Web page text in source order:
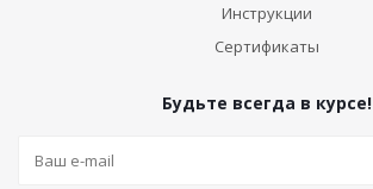
Инструкции
Сертификаты
Будьте всегда в курсе!